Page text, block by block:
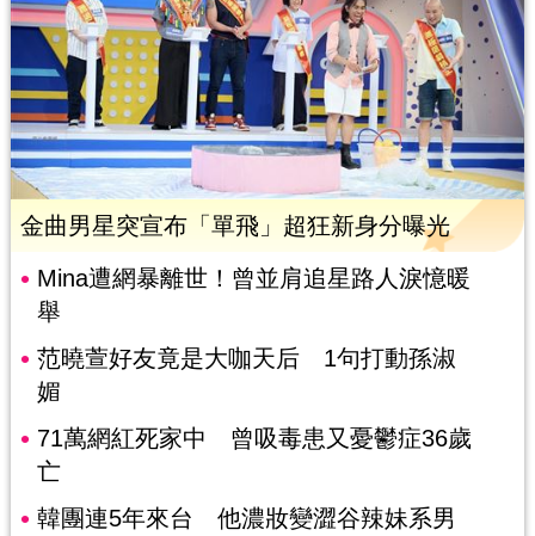
金曲男星突宣布「單飛」超狂新身分曝光
Mina遭網暴離世！曾並肩追星路人淚憶暖
舉
范曉萱好友竟是大咖天后 1句打動孫淑
媚
71萬網紅死家中 曾吸毒患又憂鬱症36歲
亡
韓團連5年來台 他濃妝變澀谷辣妹系男